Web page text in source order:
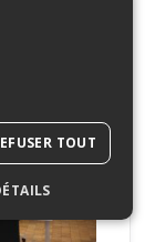
TOUT